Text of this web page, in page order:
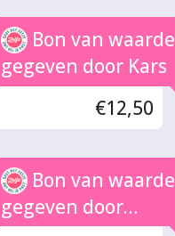
Bon van waarde
gegeven door Kars
€12,50
Bon van waarde
gegeven door